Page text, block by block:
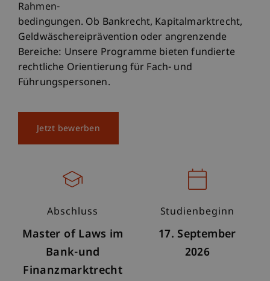
Rahmen-
bedingungen. Ob Bankrecht, Kapitalmarktrecht,
Geldwäschereiprävention oder angrenzende
Bereiche: Unsere Programme bieten fundierte
rechtliche Orientierung für Fach- und
Führungspersonen.
Jetzt bewerben
Abschluss
Master of Laws im
Bank-und
Finanzmarktrecht
Studienbeginn
17. September
2026